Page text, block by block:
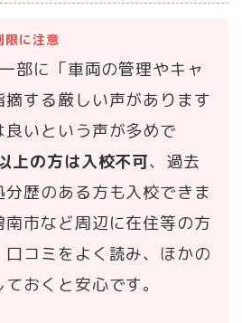
限に注意
部に「車両の管理やキャ
摘する厳しい声があります
良いという声が多めで
上の方は入校不可、過去
歴のある方も入校できま
市など周辺に在住等の方
コミをよく読み、ほかの
おくと安心です。